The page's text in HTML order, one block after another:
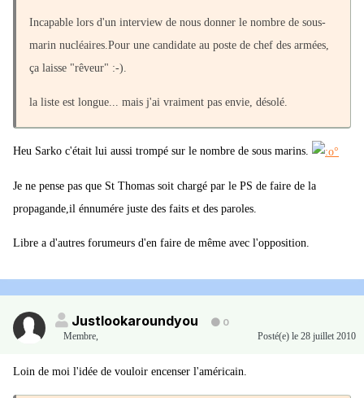
Incapable lors d'un interview de nous donner le nombre de sous-
marin nucléaires.Pour une candidate au poste de chef des armées,
ça laisse "rêveur" :-).
la liste est longue... mais j'ai vraiment pas envie, désolé.
Heu Sarko c'était lui aussi trompé sur le nombre de sous marins.
Je ne pense pas que St Thomas soit chargé par le PS de faire de la
propagande,il énnumére juste des faits et des paroles.
Libre a d'autres forumeurs d'en faire de même avec l'opposition.
Justlookaroundyou
0
Membre, Posté(e) le 28 juillet 2010
Loin de moi l'idée de vouloir encenser l'américain.